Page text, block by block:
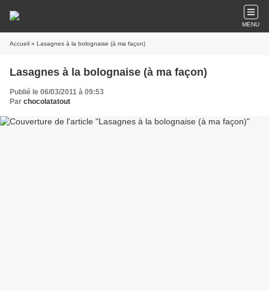
MENU
Accueil » Lasagnes à la bolognaise (à ma façon)
Lasagnes à la bolognaise (à ma façon)
Publié le 06/03/2011 à 09:53
Par chocolatatout